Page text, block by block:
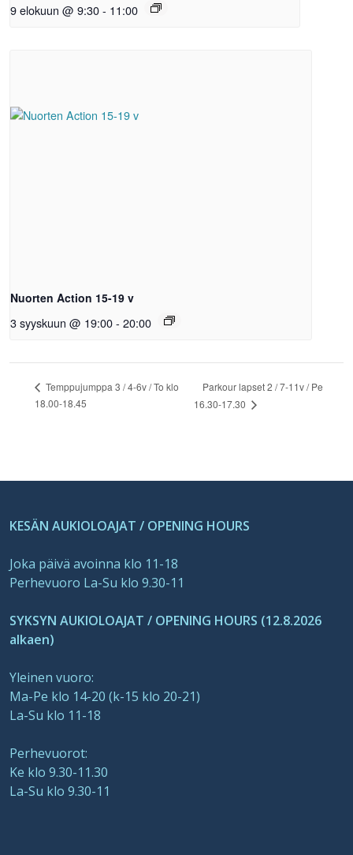
9 elokuun @ 9:30- 11:00
Nuorten Action 15-19 v
3 syyskuun @ 19:00- 20:00
Temppujumppa 3 / 4-6v / To klo
18.00-18.45
Parkour lapset 2 / 7-11v / Pe
16.30-17.30
KESÄN AUKIOLOAJAT / OPENING HOURS
Joka päivä avoinna klo 11-18
Perhevuoro La-Su klo 9.30-11
SYKSYN AUKIOLOAJAT / OPENING HOURS (12.8.2026
alkaen)
Yleinen vuoro:
Ma-Pe klo 14-20 (k-15 klo 20-21)
La-Su klo 11-18
Perhevuorot:
Ke klo 9.30-11.30
La-Su klo 9.30-11